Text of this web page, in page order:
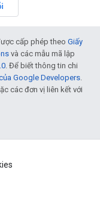
cấp phép theo Giấy
và các mẫu mã lập
. Để biết thông tin chi
Google Developers.
các đơn vị liên kết với